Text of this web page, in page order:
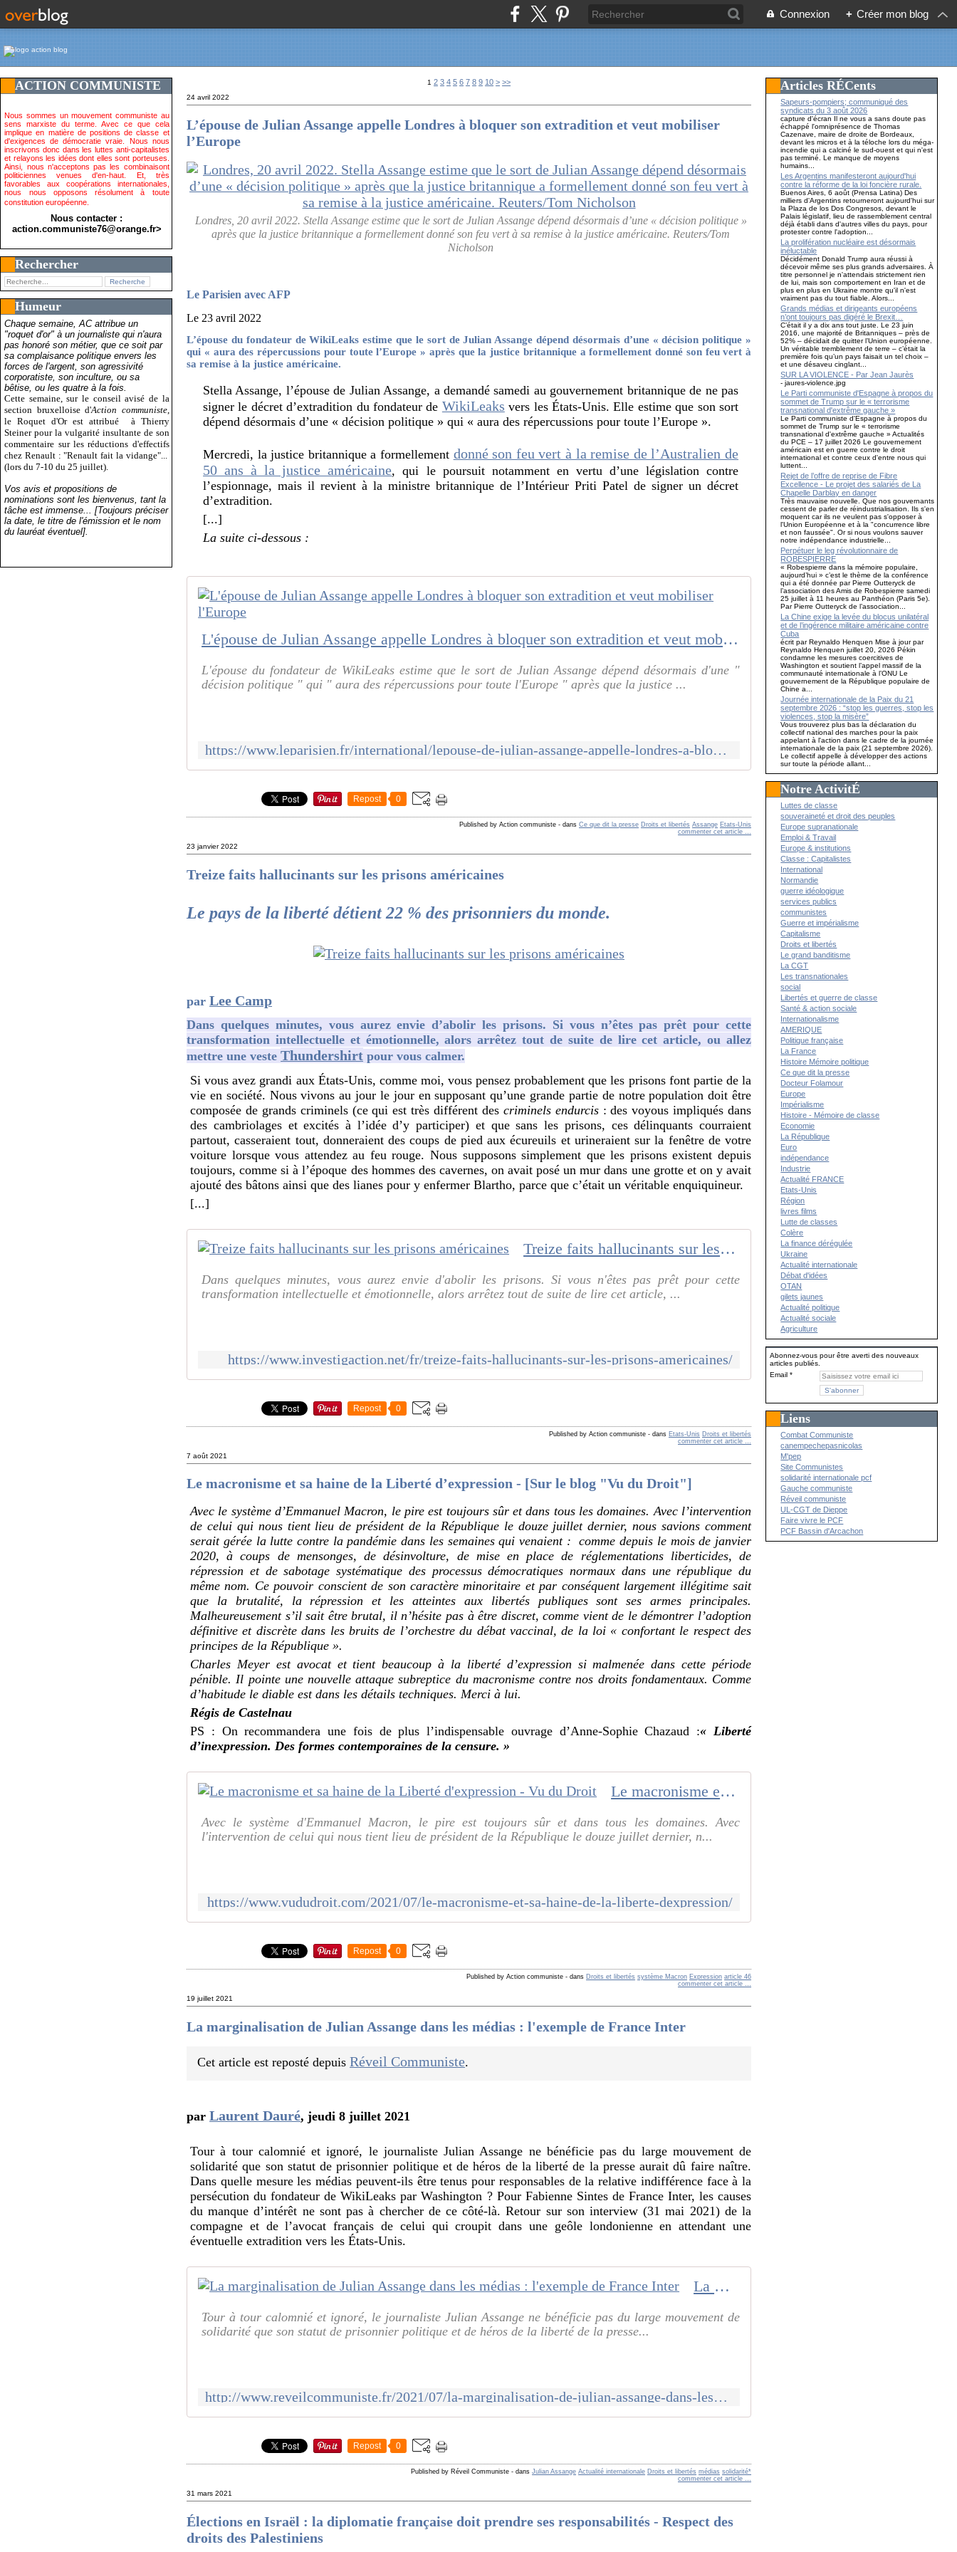
Connexion + Créer mon blog
ACTION COMMUNISTE
Nous sommes un mouvement communiste au
sens marxiste du terme. Avec ce que cela
implique en matière de positions de classe et
d'exigences de démocratie vraie. Nous nous
inscrivons donc dans les luttes anti-capitalistes
et relayons les idées dont elles sont porteuses.
Ainsi, nous n'acceptons pas les combinaisont
politiciennes venues d'en-haut. Et, très
favorables aux coopérations internationales,
nous nous opposons résolument à toute
constitution européenne.
Nous contacter :
action.communiste76@orange.fr>
Rechercher
Humeur
Chaque semaine, AC attribue un
"roquet d'or" à un journaliste qui n'aura
pas honoré son métier, que ce soit par
sa complaisance politique envers les
forces de l'argent, son agressivité
corporatiste, son inculture, ou sa
bêtise, ou les quatre à la fois.
Cette semaine, sur le conseil avisé de la
section bruxelloise d'Action communiste,
le Roquet d'Or est attribué
à Thierry
Steiner pour la vulgarité insultante de son
commentaire sur les réductions d'effectifs
chez Renault : "Renault fait la vidange"...
(lors du 7-10 du 25 juillet).
Vos avis et propositions de
nominations sont les bienvenus, tant la
tâche est immense... [Toujours préciser
la date, le titre de l'émission et le nom
du lauréat éventuel].
1 2 3 4 5 6 7 8 9 10 20
30
40
> >>
24 avril 2022
L’épouse de Julian Assange appelle Londres à bloquer son extradition et veut mobiliser
l’Europe
Londres, 20 avril 2022. Stella Assange estime que le sort de Julian Assange dépend désormais d’une « décision politique »
après que la justice britannique a formellement donné son feu vert à sa remise à la justice américaine. Reuters/Tom
Nicholson
Le Parisien avec AFP
Le 23 avril 2022
L’épouse du fondateur de WikiLeaks estime que le sort de Julian Assange dépend désormais d’une « décision politique »
qui « aura des répercussions pour toute l’Europe » après que la justice britannique a formellement donné son feu vert à
sa remise à la justice américaine.
Stella Assange, l’épouse de Julian Assange, a demandé samedi au gouvernement britannique de ne pas
signer le décret d’extradition du fondateur de WikiLeaks vers les États-Unis. Elle estime que son sort
dépend désormais d’une « décision politique » qui « aura des répercussions pour toute l’Europe ».
Mercredi, la justice britannique a formellement donné son feu vert à la remise de l’Australien de
50 ans à la justice américaine, qui le poursuit notamment en vertu d’une législation contre
l’espionnage, mais il revient à la ministre britannique de l’Intérieur Priti Patel de signer un décret
d’extradition.
[...]
La suite ci-dessous :
L'épouse de Julian Assange appelle Londres à bloquer son extradition et veut mobiliser l'Europe
L'épouse du fondateur de WikiLeaks estime que le sort de Julian Assange dépend désormais d'une "
décision politique " qui " aura des répercussions pour toute l'Europe " après que la justice ...
https://www.leparisien.fr/international/lepouse-de-julian-assange-appelle-londres-a-bloquer-son-extradition-et-veut-mobiliser-leurope-23-04-2022-SZFZIZY5QRHU3OGILMOY2U5D3Y.php
Repost 0
Published by Action communiste - dansCe que dit la presse Droits et libertés Assange Etats-Unis
commenter cet article …
23 janvier 2022
Treize faits hallucinants sur les prisons américaines
Le pays de la liberté détient 22 % des prisonniers du monde.
parLee Camp
Dans quelques minutes, vous aurez envie d’abolir les prisons. Si vous n’êtes pas prêt pour cette
transformation intellectuelle et émotionnelle, alors arrêtez tout de suite de lire cet article, ou allez
mettre une vesteThundershirt pour vous calmer.
Si vous avez grandi aux États-Unis, comme moi, vous pensez probablement que les prisons font partie de la
vie en société. Nous vivons au jour le jour en supposant qu’une grande partie de notre population doit être
composée de grands criminels (ce qui est très différent des criminels endurcis: des voyous impliqués dans
des cambriolages et excités à l’idée d’y participer) et que sans les prisons, ces délinquants courraient
partout, casseraient tout, donneraient des coups de pied aux écureuils et urineraient sur la fenêtre de votre
voiture lorsque vous attendez au feu rouge. Nous supposons simplement que les prisons existent depuis
toujours, comme si à l’époque des hommes des cavernes, on avait posé un mur dans une grotte et on y avait
ajouté des bâtons ainsi que des lianes pour y enfermer Blartho, parce que c’était un véritable enquiquineur.
[...]
Treize faits hallucinants sur les prisons américaines
Dans quelques minutes, vous aurez envie d'abolir les prisons. Si vous n'êtes pas prêt pour cette
transformation intellectuelle et émotionnelle, alors arrêtez tout de suite de lire cet article, ...
https://www.investigaction.net/fr/treize-faits-hallucinants-sur-les-prisons-americaines/
Repost 0
Published by Action communiste - dans Etats-Unis Droits et libertés
commenter cet article
7 août 2021
Le macronisme et sa haine de la Liberté d’expression - [Sur le blog "Vu du Droit"]
Avec le système d’Emmanuel Macron, le pire est toujours sûr et dans tous les domaines. Avec l’intervention
de celui qui nous tient lieu de président de la République le douze juillet dernier, nous savions comment
serait gérée la lutte contre la pandémie dans les semaines qui venaient : comme depuis le mois de janvier
2020, à coups de mensonges, de désinvolture, de mise en place de réglementations liberticides, de
répression et de sabotage systématique des processus démocratiques normaux dans une république du
même nom. Ce pouvoir conscient de son caractère minoritaire et par conséquent largement illégitime sait
que la brutalité, la répression et les atteintes aux libertés publiques sont ses armes principales.
Malheureusement s’il sait être brutal, il n’hésite pas à être discret, comme vient de le démontrer l’adoption
définitive et discrète dans les bruits de l’orchestre du débat vaccinal, de la loi « confortant le respect des
principes de la République ».
Charles Meyer est avocat et tient beaucoup à la liberté d’expression si malmenée dans cette période
pénible. Il pointe une nouvelle attaque subreptice du macronisme contre nos droits fondamentaux. Comme
d’habitude le diable est dans les détails techniques. Merci à lui.
Régis de Castelnau
PS : On recommandera une fois de plus l’indispensable ouvrage d’Anne-Sophie Chazaud :« Liberté
d’inexpression. Des formes contemporaines de la censure. »
Le macronisme et sa haine de la Liberté d'expression - Vu du Droit
Avec le système d'Emmanuel Macron, le pire est toujours sûr et dans tous les domaines. Avec
l'intervention de celui qui nous tient lieu de président de la République le douze juillet dernier, n...
https://www.vududroit.com/2021/07/le-macronisme-et-sa-haine-de-la-liberte-dexpression/
Repost 0
Published by Action communiste - dans Droits et libertés système Macron Expression article 46
commenter cet article
19 juillet 2021
La marginalisation de Julian Assange dans les médias : l'exemple de France Inter
Cet article est reposté depuisRéveil Communiste.
parLaurent Dauré,jeudi 8 juillet 2021
Tour à tour calomnié et ignoré, le journaliste Julian Assange ne bénéficie pas du large mouvement de
solidarité que son statut de prisonnier politique et de héros de la liberté de la presse aurait dû faire naître.
Dans quelle mesure les médias peuvent-ils être tenus pour responsables de la relative indifférence face à la
persécution du fondateur de WikiLeaks par Washington ? Pour Fabienne Sintes de France Inter, les causes
du manque d’intérêt ne sont pas à chercher de ce côté-là. Retour sur son interview (31 mai 2021) de la
compagne et de l’avocat français de celui qui croupit dans une geôle londonienne en attendant une
éventuelle extradition vers les États-Unis.
La marginalisation de Julian Assange dans les médias : l'exemple de France Inter
Tour à tour calomnié et ignoré, le journaliste Julian Assange ne bénéficie pas du large mouvement de
solidarité que son statut de prisonnier politique et de héros de la liberté de la presse...
http://www.reveilcommuniste.fr/2021/07/la-marginalisation-de-julian-assange-dans-les-medias-l-exemple-de-france-inter.html
Repost 0
Published by Réveil Communiste - dansJulian Assange Actualité internationale Droits et libertés médias solidarité*
commenter cet article …
31 mars 2021
Élections en Israël : la diplomatie française doit prendre ses responsabilités - Respect des
droits des Palestiniens
Articles RÉCents
Sapeurs-pompiers; communiqué des
syndicats du 3 août 2026
capture d'écran Il ne vous a sans doute pas
échappé l'omniprésence de Thomas
Cazenave, maire de droite de Bordeaux,
devant les micros et à la téloche lors du méga-
incendie qui a calciné le sud-ouest et qui n'est
pas terminé. Le manque de moyens
humains...
Les Argentins manifesteront aujourd'hui
contre la réforme de la loi foncière rurale.
Buenos Aires, 6 août (Prensa Latina) Des
milliers d'Argentins retourneront aujourd'hui sur
la Plaza de los Dos Congresos, devant le
Palais législatif, lieu de rassemblement central
déjà établi dans d'autres villes du pays, pour
protester contre l'adoption...
La prolifération nucléaire est désormais
inéluctable
Décidément Donald Trump aura réussi à
décevoir même ses plus grands adversaires. À
titre personnel je n'attendais strictement rien
de lui, mais son comportement en Iran et de
plus en plus en Ukraine montre qu'il n'est
vraiment pas du tout fiable. Alors...
Grands médias et dirigeants européens
n’ont toujours pas digéré le Brexit…
C’était il y a dix ans tout juste. Le 23 juin
2016, une majorité de Britanniques – près de
52% – décidait de quitter l’Union européenne.
Un véritable tremblement de terre – c’était la
première fois qu’un pays faisait un tel choix –
et une désaveu cinglant...
SUR LA VIOLENCE - Par Jean Jaurès
- jaures-violence.jpg
Le Parti communiste d'Espagne à propos du
sommet de Trump sur le « terrorisme
transnational d'extrême gauche »
Le Parti communiste d'Espagne à propos du
sommet de Trump sur le « terrorisme
transnational d'extrême gauche » Actualités
du PCE – 17 juillet 2026 Le gouvernement
américain est en guerre contre le droit
international et contre ceux d'entre nous qui
luttent...
Rejet de l’offre de reprise de Fibre
Excellence - Le projet des salariés de La
Chapelle Darblay en danger
Très mauvaise nouvelle. Que nos gouvernants
cessent de parler de réindustrialisation. Ils s'en
moquent car ils ne veulent pas s'opposer à
l'Union Européenne et à la "concurrence libre
et non faussée". Or si nous voulons sauver
notre indépendance industrielle...
Perpétuer le leg révolutionnaire de
ROBESPIERRE
« Robespierre dans la mémoire populaire,
aujourd’hui » c’est le thème de la conférence
qui a été donnée par Pierre Outteryck de
l’association des Amis de Robespierre samedi
25 juillet à 11 heures au Panthéon (Paris 5e).
Par Pierre Outteryck de l’association...
La Chine exige la levée du blocus unilatéral
et de l’ingérence militaire américaine contre
Cuba
écrit par Reynaldo Henquen Mise à jour par
Reynaldo Henquen juillet 20, 2026 Pékin
condamne les mesures coercitives de
Washington et soutient l’appel massif de la
communauté internationale à l’ONU Le
gouvernement de la République populaire de
Chine a...
Journée internationale de la Paix du 21
septembre 2026 : “stop les guerres, stop les
violences, stop la misère”
Vous trouverez plus bas la déclaration du
collectif national des marches pour la paix
appelant à l'action dans le cadre de la journée
internationale de la paix (21 septembre 2026).
Le collectif appelle à développer des actions
sur toute la période allant...
Notre ActivitÉ
Luttes de classe
souveraineté et droit des peuples
Europe supranationale
Emploi & Travail
Europe & institutions
Classe : Capitalistes
International
Normandie
guerre idéologique
services publics
communistes
Guerre et impérialisme
Capitalisme
Droits et libertés
Le grand banditisme
La CGT
Les transnationales
social
Libertés et guerre de classe
Santé & action sociale
Internationalisme
AMERIQUE
Politique française
La France
Histoire Mémoire politique
Ce que dit la presse
Docteur Folamour
Europe
Impérialisme
Histoire - Mémoire de classe
Economie
La République
Euro
indépendance
Industrie
Actualité FRANCE
Etats-Unis
Région
livres films
Lutte de classes
Colère
La finance dérégulée
Ukraine
Actualité internationale
Débat d'idées
OTAN
gilets jaunes
Actualité politique
Actualité sociale
Agriculture
Abonnez-vous pour être averti des nouveaux
articles publiés.
Email
Liens
Combat Communiste
canempechepasnicolas
M'pep
Site Communistes
solidarité internationale pcf
Gauche communiste
Réveil communiste
UL-CGT de Dieppe
Faire vivre le PCF
PCF Bassin d'Arcachon